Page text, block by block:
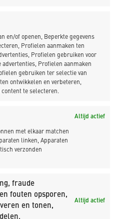
en/of openen, Beperkte gegevens
Profielen aanmaken ten
Profielen gebruiken voor
Profielen aanmaken
gebruiken ter selectie van
ontwikkelen en verbeteren,
te selecteren.
Altijd actief
met elkaar matchen
linken, Apparaten
verzonden
fraude
fouten opsporen,
en tonen,
Altijd actief